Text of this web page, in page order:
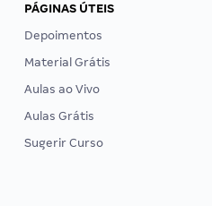
PÁGINAS ÚTEIS
Depoimentos
Material Grátis
Aulas ao Vivo
Aulas Grátis
Sugerir Curso